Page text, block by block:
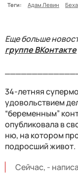
Теги:
Адам Левин
Еще больше
группе ВКонтакте
34-летняя
удовольствием
“беременным”
опубликовала в
ню, на котором
подросший живот.
Сейчас, -